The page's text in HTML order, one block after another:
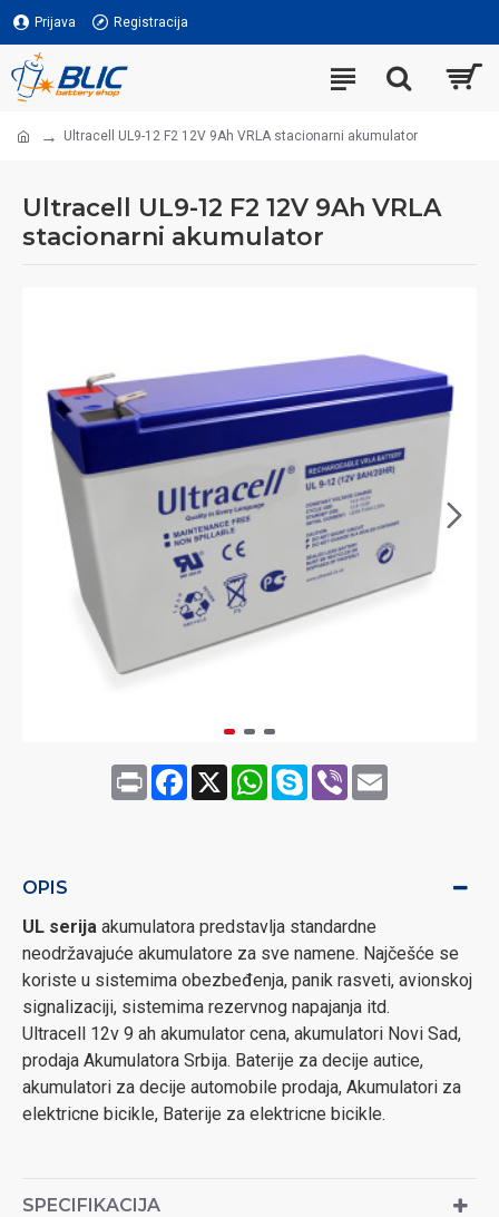
Prijava Registracija
Ultracell UL9-12 F2 12V 9Ah VRLA stacionarni akumulator
Ultracell UL9-12 F2 12V 9Ah VRLA
stacionarni akumulator
Print Facebook
X WhatsApp
SkypeViberEmail
OPIS
UL serija akumulatora predstavlja standardne
neodržavajuće akumulatore za sve namene. Najčešće se
koriste u sistemima obezbeđenja, panik rasveti, avionskoj
signalizaciji, sistemima rezervnog napajanja itd.
Ultracell 12v 9 ah akumulator cena, akumulatori Novi Sad,
prodaja Akumulatora Srbija. Baterije za decije autice,
akumulatori za decije automobile prodaja, Akumulatori za
elektricne bicikle, Baterije za elektricne bicikle.
SPECIFIKACIJA